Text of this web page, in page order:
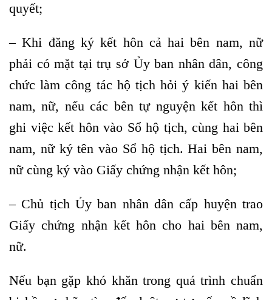
quyết;
– Khi đăng ký kết hôn cả hai bên nam, nữ
phải có mặt tại trụ sở Ủy ban nhân dân, công
chức làm công tác hộ tịch hỏi ý kiến hai bên
nam, nữ, nếu các bên tự nguyện kết hôn thì
ghi việc kết hôn vào Sổ hộ tịch, cùng hai bên
nam, nữ ký tên vào Sổ hộ tịch. Hai bên nam,
nữ cùng ký vào Giấy chứng nhận kết hôn;
– Chủ tịch Ủy ban nhân dân cấp huyện trao
Giấy chứng nhận kết hôn cho hai bên nam,
nữ.
Nếu bạn gặp khó khăn trong quá trình chuẩn